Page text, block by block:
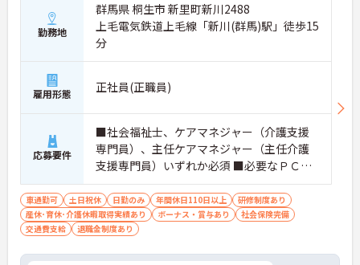
勤務地
群馬県 桐生市 新里町新川2488
上毛電気鉄道上毛線「新川(群馬)駅」徒歩15
分
雇用形態 正社員(正職員)
応募要件
■社会福祉士、ケアマネジャー（介護支援
専門員）、主任ケアマネジャー（主任介護
支援専門員）いずれか必須 ■必要なＰＣス
キル：ワード、エクセル、管理ソフトへの
入力 ■相談業務の経験必須
車通勤可 土日祝休 日勤のみ 年間休日110日以上
研修制度あり
産休･育休･介護休暇取得実績あり
ボーナス・賞与あり
社会保険完備
交通費支給
退職金制度あり